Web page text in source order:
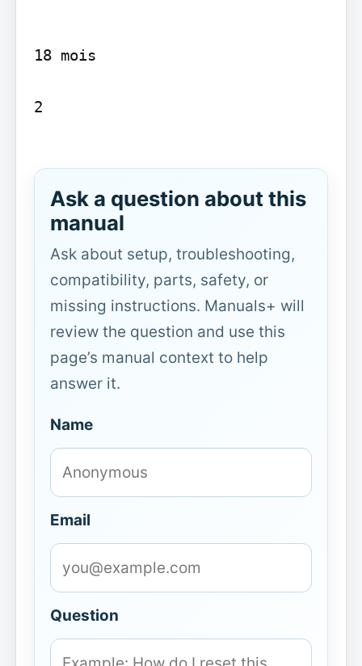
18 mois
2
Ask a question about this
manual
Ask about setup, troubleshooting,
compatibility, parts, safety, or
missing instructions. Manuals+ will
review the question and use this
page’s manual context to help
answer it.
Name
Email
Question